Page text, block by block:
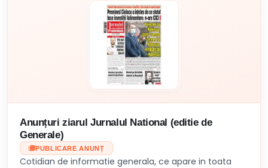
Anunțuri ziarul Jurnalul National (editie de
Generale)
PUBLICARE ANUNȚ
Cotidian de informatie generala, ce apare in toata